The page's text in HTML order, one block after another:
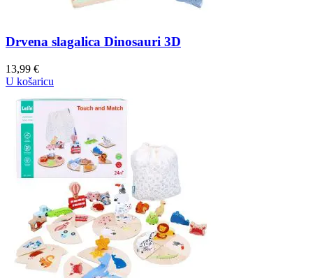
Drvena slagalica Dinosauri 3D
13,99 €
U košaricu